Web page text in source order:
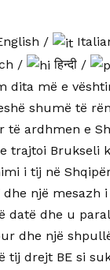
/
/ हिन्दी /
dita më e
shumë të
të ardhmen e
trajtoi Brukseli
i tij në
një mesazh
datë dhe u
dhe një
tij drejt BE si